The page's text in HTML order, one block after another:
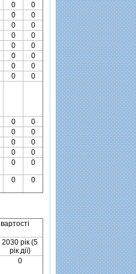
0
0
0
0
0
0
0
0
0
0
0
0
0
0
0
0
0
0
0
0
0
0
0
0
0 0
0 0
2030 рiк (5
рiк дiї)
0